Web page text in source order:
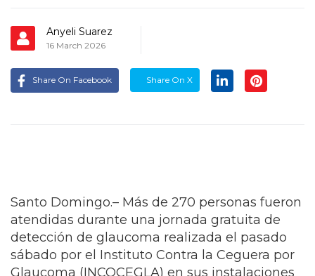
Anyeli Suarez
16 March 2026
Share On Facebook Share On X
Santo Domingo.– Más de 270 personas fueron
atendidas durante una jornada gratuita de
detección de glaucoma realizada el pasado
sábado por el Instituto Contra la Ceguera por
Glaucoma (INCOCEGLA) en sus instalaciones